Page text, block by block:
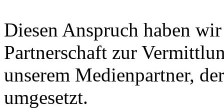
Diesen Anspruch haben
Partnerschaft zur
unserem Medienpartner,
umgesetzt.